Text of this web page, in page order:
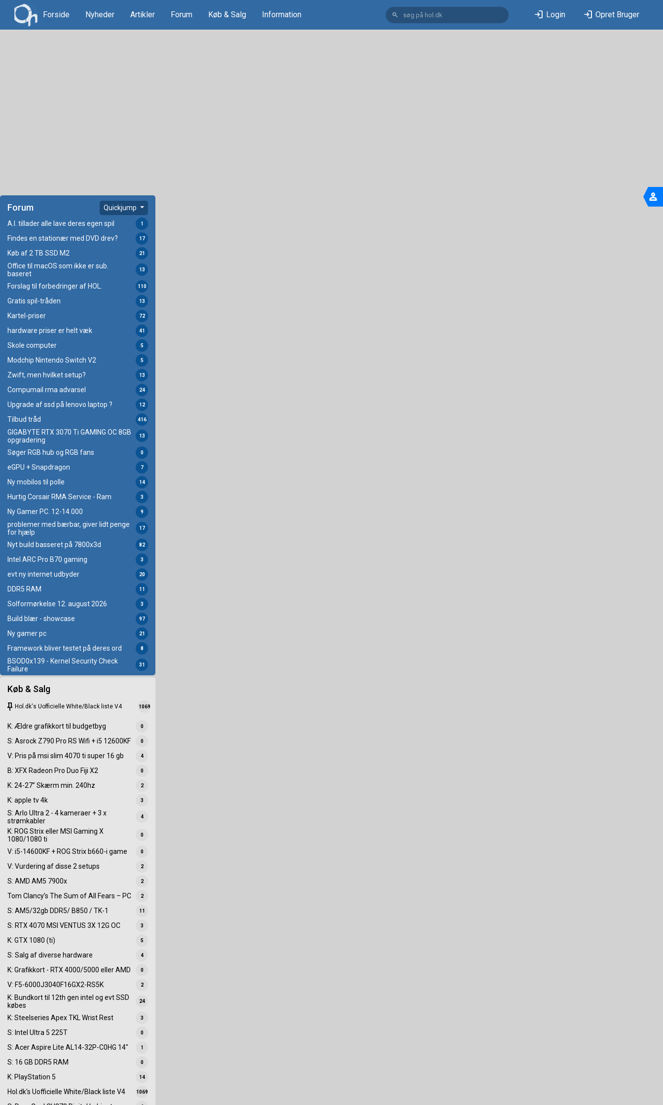
Forside Nyheder Artikler Forum Køb & Salg Information search login Login login Opret Bruger
Forum Quickjump
A.I. tillader alle lave deres egen spil 1
Findes en stationær med DVD drev? 17
Køb af 2 TB SSD M2 21
Office til macOS som ikke er sub.
baseret
13
Forslag til forbedringer af HOL. 110
Gratis spil-tråden 13
Kartel-priser 72
hardware priser er helt væk 41
Skole computer 5
Modchip Nintendo Switch V2 5
Zwift, men hvilket setup? 13
Compumail rma advarsel 24
Upgrade af ssd på lenovo laptop ? 12
Tilbud tråd 416
GIGABYTE RTX 3070 Ti GAMING OC 8GB
opgradering
13
Søger RGB hub og RGB fans 0
eGPU + Snapdragon 7
Ny mobilos til polle 14
Hurtig Corsair RMA Service - Ram 3
Ny Gamer PC. 12-14.000 9
problemer med bærbar, giver lidt penge
for hjælp
17
Nyt build basseret på 7800x3d 82
Intel ARC Pro B70 gaming 3
evt ny internet udbyder 20
DDR5 RAM 11
Solformørkelse 12. august 2026 3
Build blær - showcase 97
Ny gamer pc 21
Framework bliver testet på deres ord 8
BSOD0x139 - Kernel Security Check
Failure
31
Køb & Salg
keep Hol.dk's Uofficielle White/Black liste V4 1069
K: Ældre grafikkort til budgetbyg 0
S: Asrock Z790 Pro RS Wifi + i5 12600KF 0
V: Pris på msi slim 4070 ti super 16 gb 4
B: XFX Radeon Pro Duo Fiji X2 0
K: 24-27” Skærm min. 240hz 2
K: apple tv 4k 3
S: Arlo Ultra 2 - 4 kameraer + 3 x
strømkabler
4
K: ROG Strix eller MSI Gaming X
1080/1080 ti
0
V: i5-14600KF + ROG Strix b660-i game 0
V: Vurdering af disse 2 setups 2
S: AMD AM5 7900x 2
Tom Clancy’s The Sum of All Fears – PC 2
S: AM5/32gb DDR5/ B850 / TK-1 11
S: RTX 4070 MSI VENTUS 3X 12G OC 3
K: GTX 1080 (ti) 5
S: Salg af diverse hardware 4
K: Grafikkort - RTX 4000/5000 eller AMD 0
V: F5-6000J3040F16GX2-RS5K 2
K: Bundkort til 12th gen intel og evt SSD
købes
24
K: Steelseries Apex TKL Wrist Rest 3
S: Intel Ultra 5 225T 0
S: Acer Aspire Lite AL14-32P-C0HG 14" 1
S: 16 GB DDR5 RAM 0
K: PlayStation 5 14
Hol.dk's Uofficielle White/Black liste V4 1069
person